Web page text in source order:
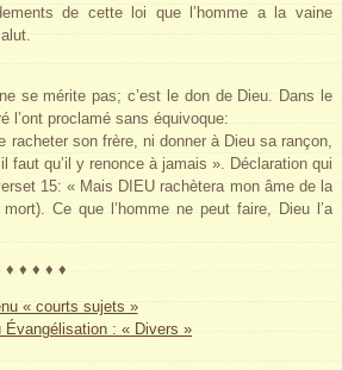
de cette loi que l’homme a la vaine
se mérite pas; c’est le don de Dieu. Dans le
l’ont proclamé sans équivoque:
racheter son frère, ni donner à Dieu sa rançon,
qu’il y renonce à jamais ». Déclaration qui
15: « Mais DIEU rachètera mon âme de la
Ce que l’homme ne peut faire, Dieu l’a
♦ ♦ ♦ ♦ ♦
« courts sujets »
Évangélisation : « Divers »